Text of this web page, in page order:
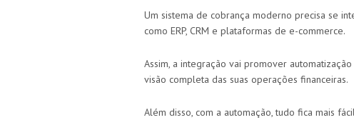
Um sistema de cobrança moderno precisa se
como ERP, CRM e plataformas de e-commerce.
Assim, a integração vai promover
visão completa das suas operações financeiras.
Além disso, com a automação, tudo fica mais